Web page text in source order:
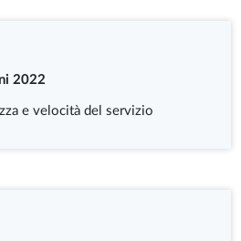
2022
e velocità del servizio